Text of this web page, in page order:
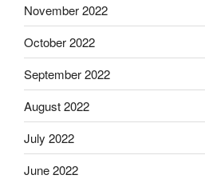
November 2022
October 2022
September 2022
August 2022
July 2022
June 2022